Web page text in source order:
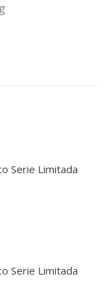
Serie Limitada
Serie Limitada